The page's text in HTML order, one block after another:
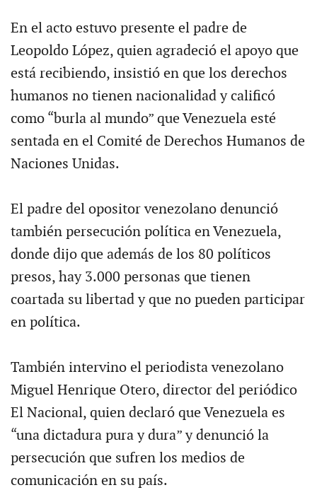
En el acto estuvo presente el padre de
Leopoldo López, quien agradeció el apoyo que
está recibiendo, insistió en que los derechos
humanos no tienen nacionalidad y calificó
como “burla al mundo” que Venezuela esté
sentada en el Comité de Derechos Humanos de
Naciones Unidas.
El padre del opositor venezolano denunció
también persecución política en Venezuela,
donde dijo que además de los 80 políticos
presos, hay 3.000 personas que tienen
coartada su libertad y que no pueden participar
en política.
También intervino el periodista venezolano
Miguel Henrique Otero, director del periódico
El Nacional, quien declaró que Venezuela es
“una dictadura pura y dura” y denunció la
persecución que sufren los medios de
comunicación en su país.